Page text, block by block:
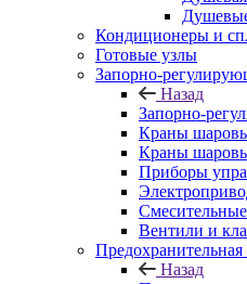
Кондиционеры и
Готовые узлы
Запорно-
Назад
Запорно-
Краны
Краны
Приборы
Вентили и
Предохранительная
Назад